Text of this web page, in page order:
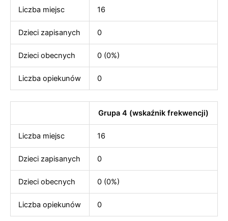
Liczba miejsc 16
Dzieci zapisanych 0
Dzieci obecnych 0 (0%)
Liczba opiekunów 0
Grupa 4 (wskaźnik frekwencji)
Liczba miejsc 16
Dzieci zapisanych 0
Dzieci obecnych 0 (0%)
Liczba opiekunów 0